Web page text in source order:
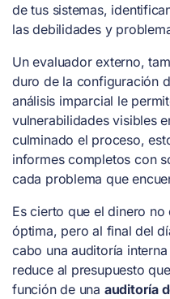
de tus sistemas,
las debilidades y
Un evaluador externo,
duro de la configuración
análisis imparcial le
vulnerabilidades visibles
culminado el proceso,
informes completos con
cada problema que
Es cierto que el dinero
óptima, pero al final del
cabo una auditoría
reduce al presupuesto
función de una auditoría